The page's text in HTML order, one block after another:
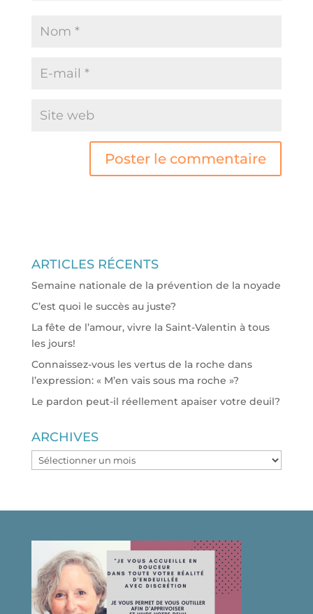
ARTICLES RÉCENTS
Semaine nationale de la prévention de la noyade
C’est quoi le succès au juste?
La fête de l’amour, vivre la Saint-Valentin à tous
les jours!
Connaissez-vous les vertus de la roche dans
l’expression: « M’en vais sous ma roche »?
Le pardon peut-il réellement apaiser votre deuil?
ARCHIVES
ARCHIVES